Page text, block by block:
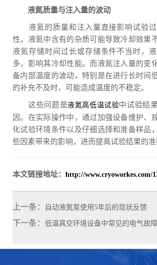
液氮质量与注入量的波动
液氮的质量和注入量直接影响试验过
性。液氮中含有的杂质可能导致冷却效果
液氮存储时间过长或存储条件不当时，
多，影响其冷却性能。而液氮注入量的变
备内部温度的波动，特别是在进行长时间
的补充不及时，可能造成温度的不稳定。
这些问题是液氮高低温试验中试验结
因。在实际操作中，通过加强设备维护、
化试验环境条件以及仔细选择和准备样品
些因素带来的影响，进而提高试验结果的准
本文链接地址： http://www.cryoworkes.com/
上一条： 自动液氮泵使用5年后的现状反馈
下一条： 低温真空环境设备中常见的电气故